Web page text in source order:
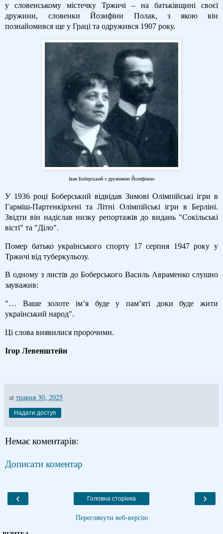
у словенському містечку Тржичі – на батьківщині своєї
дружини, словенки Йозифіни Полак, з якою він
познайомився ще у Граці та одружився 1907 року.
Іван Боберський з дружиною Йозефіною
У 1936 році Боберський відвідав Зимові Олімпійські ігри в
Гарміш-Партенкірхені та Літні Олімпійські ігри в Берліні.
Звідти він надіслав низку репортажів до видань "Сокільські
вісті" та "Діло".
Помер батько українського спорту 17 серпня 1947 року у
Тржичі від туберкульозу.
В одному з листів до Боберського Василь Авраменко слушно
зауважив:
"… Ваше золоте ім’я буде у пам’яті доки буде жити
український народ".
Ці слова виявилися пророчими.
Ігор Левенштейн
at травня 30, 2025
Надати доступ
Немає коментарів:
Дописати коментар
‹ ›
Головна сторінка
Переглянути веб-версію